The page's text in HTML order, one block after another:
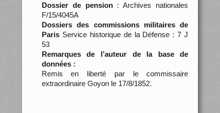
Dossier de pension: Archives nationales
F/15/4045A
Dossiers des commissions militaires de
ParisService historique de la Défense : 7 J
53
Remarques de l’auteur de la base de
données :
Remis en liberté par le commissaire
extraordinaire Goyon le 17/8/1852.